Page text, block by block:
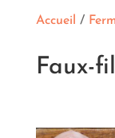
Accueil /
Faux-